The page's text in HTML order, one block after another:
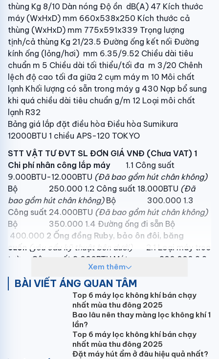
thùng Kg 8/10 Dàn nóng Độ ồn dB(A) 47 Kích thước
máy (WxHxD) mm 660x538x250 Kích thước cả
thùng (WxHxD) mm 775x591x339 Trọng lượng
tịnh/cả thùng Kg 21/23.5 Đường ống kết nối Đường
kính ống (lỏng/hơi) mm 6.35/9.52 Chiều dài tiêu
chuẩn m 5 Chiều dài tối thiểu/tối đa m 3/20 Chênh
lệch độ cao tối đa giữa 2 cụm máy m 10 Môi chất
lạnh Khối lượng có sẵn trong máy g 430 Nạp bổ sung
khi quá chiều dài tiêu chuẩn g/m 12 Loại môi chất
lạnh R32
Bảng giá lắp đặt điều hòa Điều hòa Sumikura
12000BTU 1 chiều APS-120 TOKYO
STT VẬT TƯ ĐVT SL ĐƠN GIÁ VNĐ (Chưa VAT) 1
Chi phí nhân công lắp máy
1.1 Công suất
9.000BTU-12.000BTU (Đã bao gồm hút chân không)
Bộ 250.000 1.2 Công suất 18.000BTU (Đã
bao gồm hút chân không)Bộ 300.000 1.3
Công suất 24.000BTU (Đã bao gồm hút chân không)
Bộ 350.000 1.4 Đường ống đi sẵn Bộ
400.000 2 Ống đồng Ruby, bảo ôn đôi, băng
cuốn (yêu cầu kỹ thuật bên dưới) 2.1 Loại máy treo
tường Công suất 9.000BTU Mét 200.000 2.2
Loại máy treo tường Công suất 12.000BTU Mét
220.000 2.3 Loại máy treo tường Công suất
18.000BTU Mét 240.000 2.4 Loại máy treo
tường Công suất 24.000BTU Mét 260.000
3.1 Giá treo tường Công suất
9.000BTU-12.000BTU
(Loại thông dụng)Bộ
90.000 3.2 Giá treo tường Công suất 18.000BTU
(Loại thông dụng)Bộ 120.000 3.3 Giá treo
Xem thêm
BÀI VIẾT ÁNG QUAN TÂM
Top 6 máy lọc không khí bán chạy
nhất mùa thu đông 2025
Bao lâu nên thay màng lọc không khí 1
lần?
Top 6 máy lọc không khí bán chạy
nhất mùa thu đông 2025
Đặt máy hút ẩm ở đâu hiệu quả nhất?